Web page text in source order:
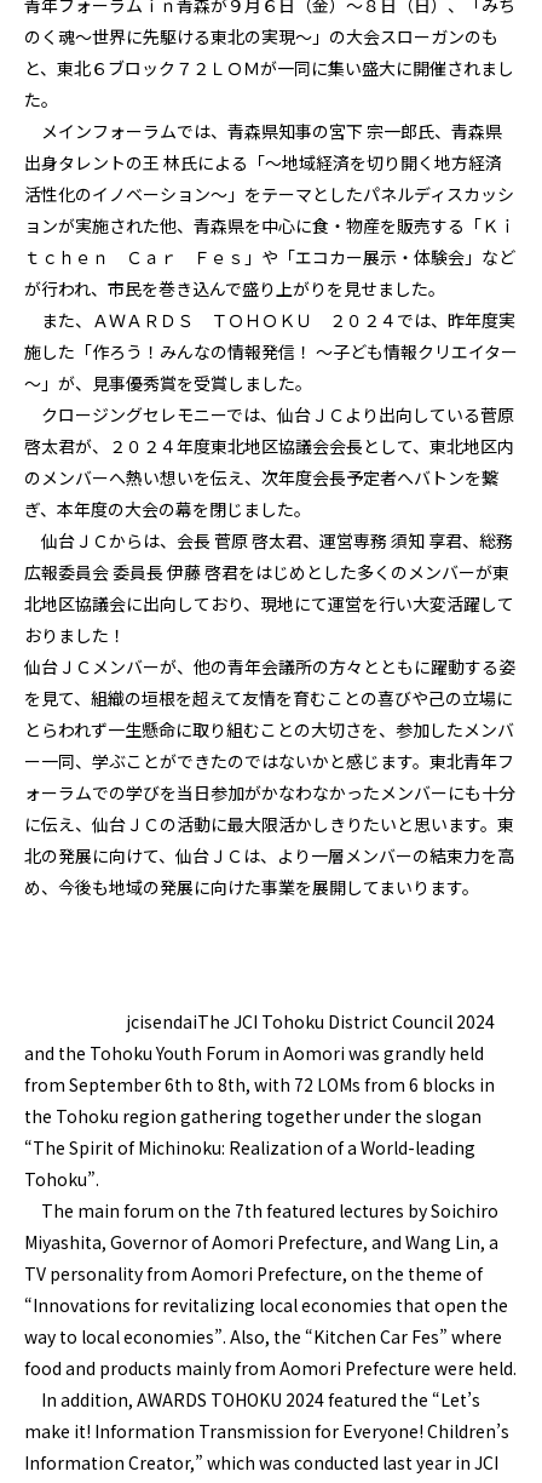
のく魂～世界に先駆ける東北の実現～」の大会スローガンのも
と、東北６ブロック７２ＬＯＭが一同に集い盛大に開催されまし
た。
メインフォーラムでは、青森県知事の宮下 宗一郎氏、青森県
出身タレントの王 林氏による「～地域経済を切り開く地方経済
活性化のイノベーション～」をテーマとしたパネルディスカッシ
ョンが実施された他、青森県を中心に食・物産を販売する「Ｋｉ
ｔｃｈｅｎ Ｃａｒ Ｆｅｓ」や「エコカー展示・体験会」など
が行われ、市民を巻き込んで盛り上がりを見せました。
また、ＡＷＡＲＤＳ ＴＯＨＯＫＵ ２０２４では、昨年度実
施した「作ろう！みんなの情報発信！ ～子ども情報クリエイター
～」が、見事優秀賞を受賞しました。
クロージングセレモニーでは、仙台ＪＣより出向している菅原
啓太君が、２０２４年度東北地区協議会会長として、東北地区内
のメンバーへ熱い想いを伝え、次年度会長予定者へバトンを繋
ぎ、本年度の大会の幕を閉じました。
仙台ＪＣからは、会長 菅原 啓太君、運営専務 須知 享君、総務
広報委員会 委員長 伊藤 啓君をはじめとした多くのメンバーが東
北地区協議会に出向しており、現地にて運営を行い大変活躍して
おりました！
仙台ＪＣメンバーが、他の青年会議所の方々とともに躍動する姿
を見て、組織の垣根を超えて友情を育むことの喜びや己の立場に
とらわれず一生懸命に取り組むことの大切さを、参加したメンバ
ー一同、学ぶことができたのではないかと感じます。東北青年フ
ォーラムでの学びを当日参加がかなわなかったメンバーにも十分
に伝え、仙台ＪＣの活動に最大限活かしきりたいと思います。東
北の発展に向けて、仙台ＪＣは、より一層メンバーの結束力を高
め、今後も地域の発展に向けた事業を展開してまいります。
jcisendaiThe JCI Tohoku District Council 2024
and the Tohoku Youth Forum in Aomori was grandly held
from September 6th to 8th, with 72 LOMs from 6 blocks in
the Tohoku region gathering together under the slogan
“The Spirit of Michinoku: Realization of a World-leading
Tohoku”.
The main forum on the 7th featured lectures by Soichiro
Miyashita, Governor of Aomori Prefecture, and Wang Lin, a
TV personality from Aomori Prefecture, on the theme of
“Innovations for revitalizing local economies that open the
way to local economies”. Also, the “Kitchen Car Fes” where
food and products mainly from Aomori Prefecture were held.
In addition, AWARDS TOHOKU 2024 featured the “Let’s
make it! Information Transmission for Everyone! Children’s
Information Creator,” which was conducted last year in JCI